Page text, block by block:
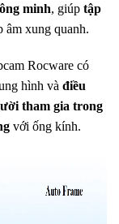
minh, giúp tập
âm xung quanh.
Rocware có
hình và điều
tham gia trong
với ống kính.